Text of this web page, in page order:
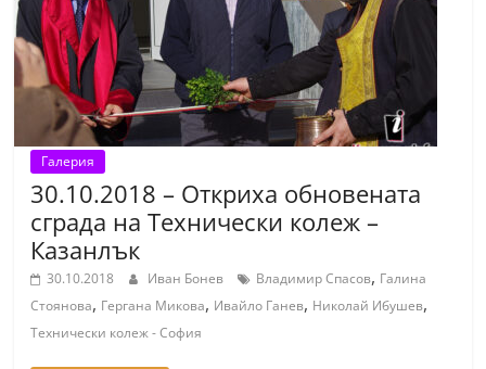
Галерия
30.10.2018 – Откриха обновената
сграда на Технически колеж –
Казанлък
30.10.2018 Иван Бонев Владимир Спасов, Галина
Стоянова, Гергана Микова, Ивайло Ганев, Николай Ибушев,
Технически колеж - София